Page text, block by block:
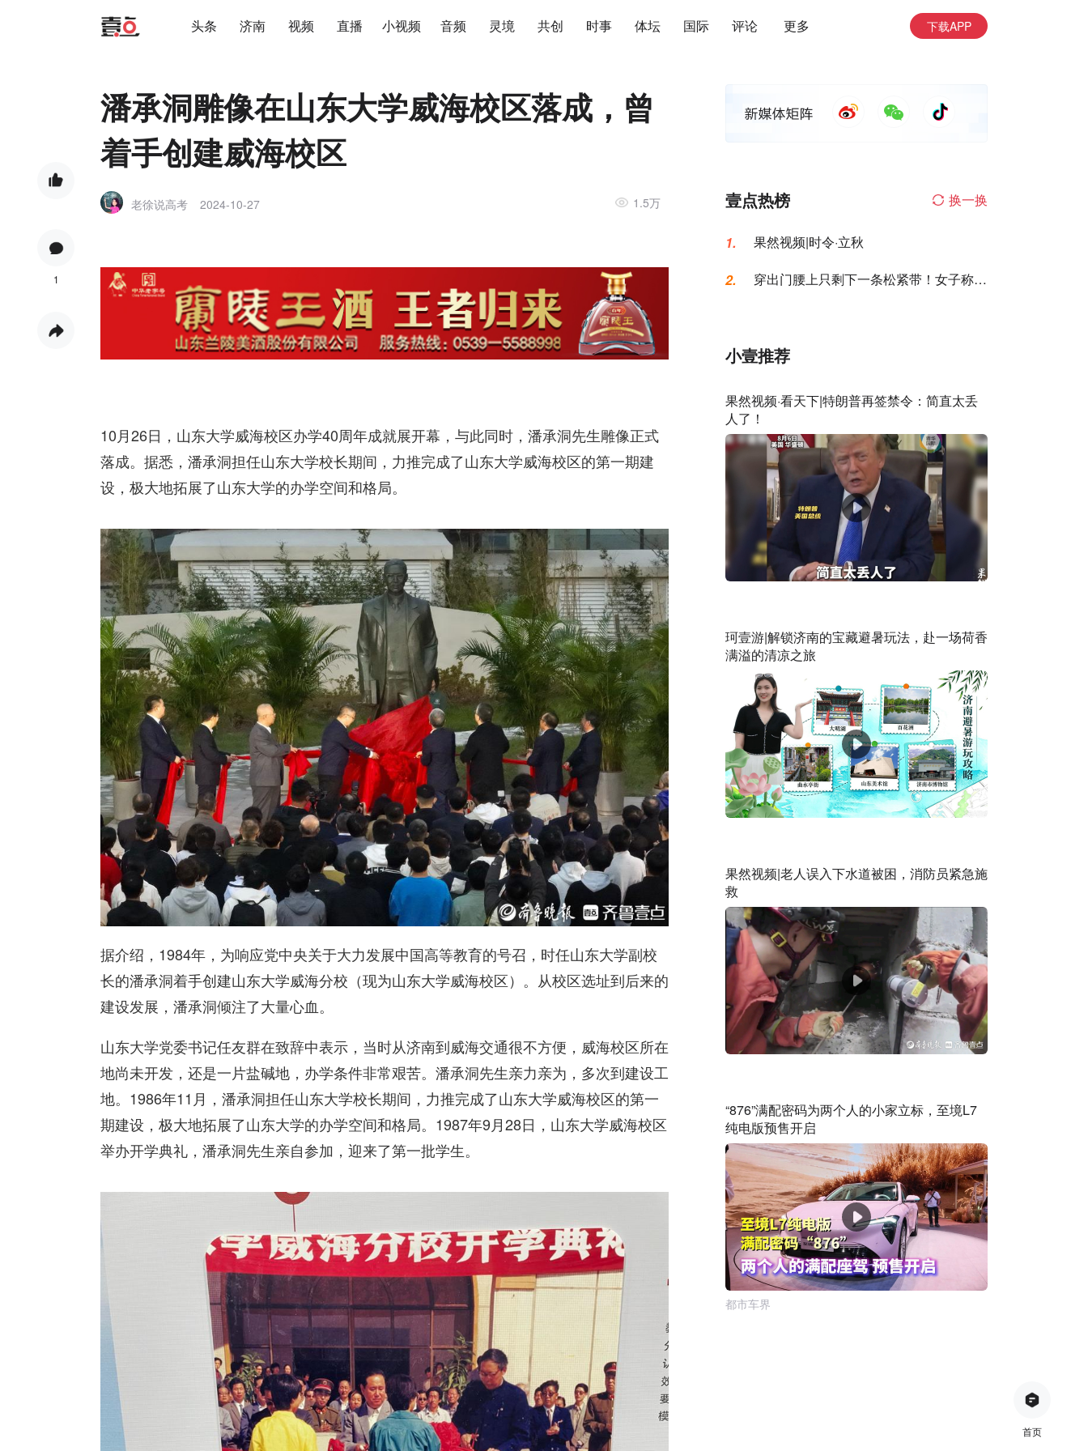
头条 济南 视频 直播 小视频 音频 灵境 共创 时事 体坛 国际 评论 更多 下载APP
1
潘承洞雕像在山东大学威海校区落成，曾
着手创建威海校区
老徐说高考 2024-10-27 1.5万
10月26日，山东大学威海校区办学40周年成就展开幕，与此同时，潘承洞先生雕像正式
落成。据悉，潘承洞担任山东大学校长期间，力推完成了山东大学威海校区的第一期建
设，极大地拓展了山东大学的办学空间和格局。
据介绍，1984年，为响应党中央关于大力发展中国高等教育的号召，时任山东大学副校
长的潘承洞着手创建山东大学威海分校（现为山东大学威海校区）。从校区选址到后来的
建设发展，潘承洞倾注了大量心血。
山东大学党委书记任友群在致辞中表示，当时从济南到威海交通很不方便，威海校区所在
地尚未开发，还是一片盐碱地，办学条件非常艰苦。潘承洞先生亲力亲为，多次到建设工
地。1986年11月，潘承洞担任山东大学校长期间，力推完成了山东大学威海校区的第一
期建设，极大地拓展了山东大学的办学空间和格局。1987年9月28日，山东大学威海校区
举办开学典礼，潘承洞先生亲自参加，迎来了第一批学生。
壹点热榜 换一换
1. 果然视频|时令·立秋
2.
穿出门腰上只剩下一条松紧带！女子称名
小壹推荐
果然视频·看天下|特朗普再签禁令：简直太丢
人了！
珂壹游|解锁济南的宝藏避暑玩法，赴一场荷香
满溢的清凉之旅
果然视频|老人误入下水道被困，消防员紧急施
救
“876”满配密码为两个人的小家立标，至境L7
纯电版预售开启
都市车界
首页